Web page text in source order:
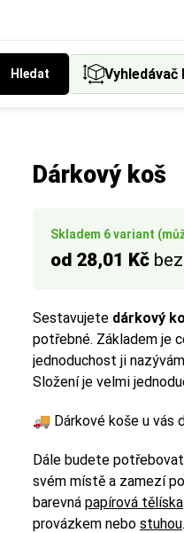
Hledat Vyhledávač
Dárkový koš
Skladem 6 variant
od 28,01 Kč
Sestavujete dárkový
potřebné. Základem je
jednoduchost ji
Složení je velmi
🚚 Dárkové koše u vás
Dále budete
svém místě a zamezí
barevná papírová tělíska
provázkem nebo stuhou.